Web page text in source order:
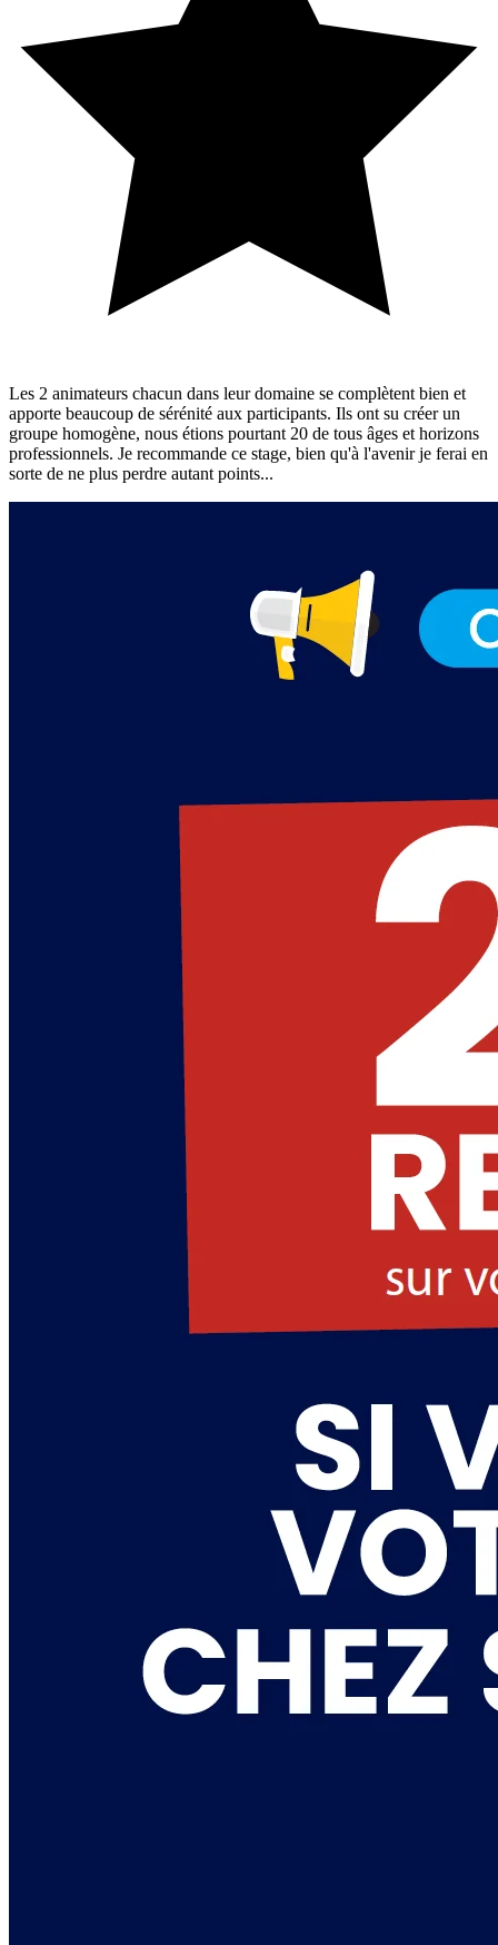
Les 2 animateurs chacun dans leur domaine se complètent bien et
apporte beaucoup de sérénité aux participants. Ils ont su créer un
groupe homogène, nous étions pourtant 20 de tous âges et horizons
professionnels. Je recommande ce stage, bien qu'à l'avenir je ferai en
sorte de ne plus perdre autant points...